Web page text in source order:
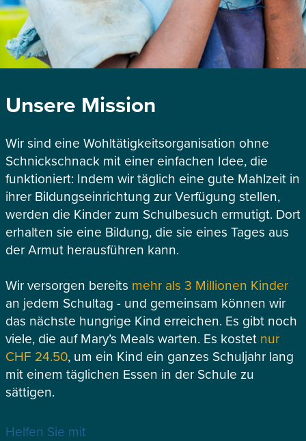
Unsere Mission
Wir sind eine Wohltätigkeitsorganisation ohne
Schnickschnack mit einer einfachen Idee, die
funktioniert: Indem wir täglich eine gute Mahlzeit in
ihrer Bildungseinrichtung zur Verfügung stellen,
werden die Kinder zum Schulbesuch ermutigt. Dort
erhalten sie eine Bildung, die sie eines Tages aus
der Armut herausführen kann.
Wir versorgen bereits mehr als 3 Millionen Kinder
an jedem Schultag - und gemeinsam können wir
das nächste hungrige Kind erreichen. Es gibt noch
viele, die auf Mary’s Meals warten. Es kostet nur
CHF 24.50, um ein Kind ein ganzes Schuljahr lang
mit einem täglichen Essen in der Schule zu
sättigen.
Helfen Sie mit